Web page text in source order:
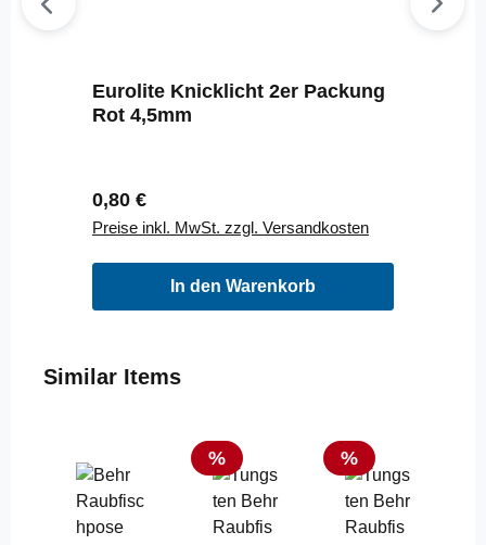
Eurolite Knicklicht 2er Packung
Rot 4,5mm
Regulärer Preis:
0,80 €
Preise inkl. MwSt. zzgl. Versandkosten
In den Warenkorb
Produktgalerie überspringen
Similar Items
Rabatt
% Rabatt
%